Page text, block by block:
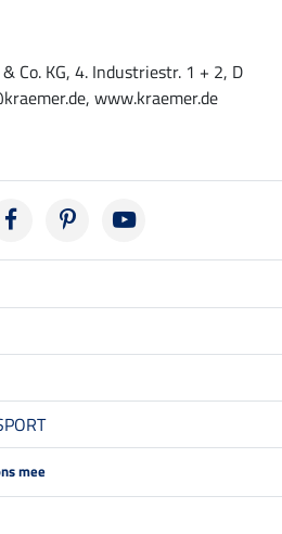
Co. KG, 4. Industriestr. 1 + 2, D
www.kraemer.de
mee